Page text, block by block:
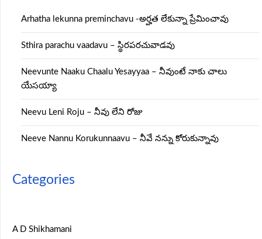
Arhatha lekunna preminchavu -అర్హత లేకున్నా ప్రేమించావు
Sthira parachu vaadavu – స్థిరపరచువాడవు
Neevunte Naaku Chaalu Yesayyaa – నీవుంటే నాకు చాలు
యేసయ్యా
Neevu Leni Roju – నీవు లేని రోజు
Neeve Nannu Korukunnaavu – నీవే నన్ను కోరుకున్నావు
Categories
A D Shikhamani